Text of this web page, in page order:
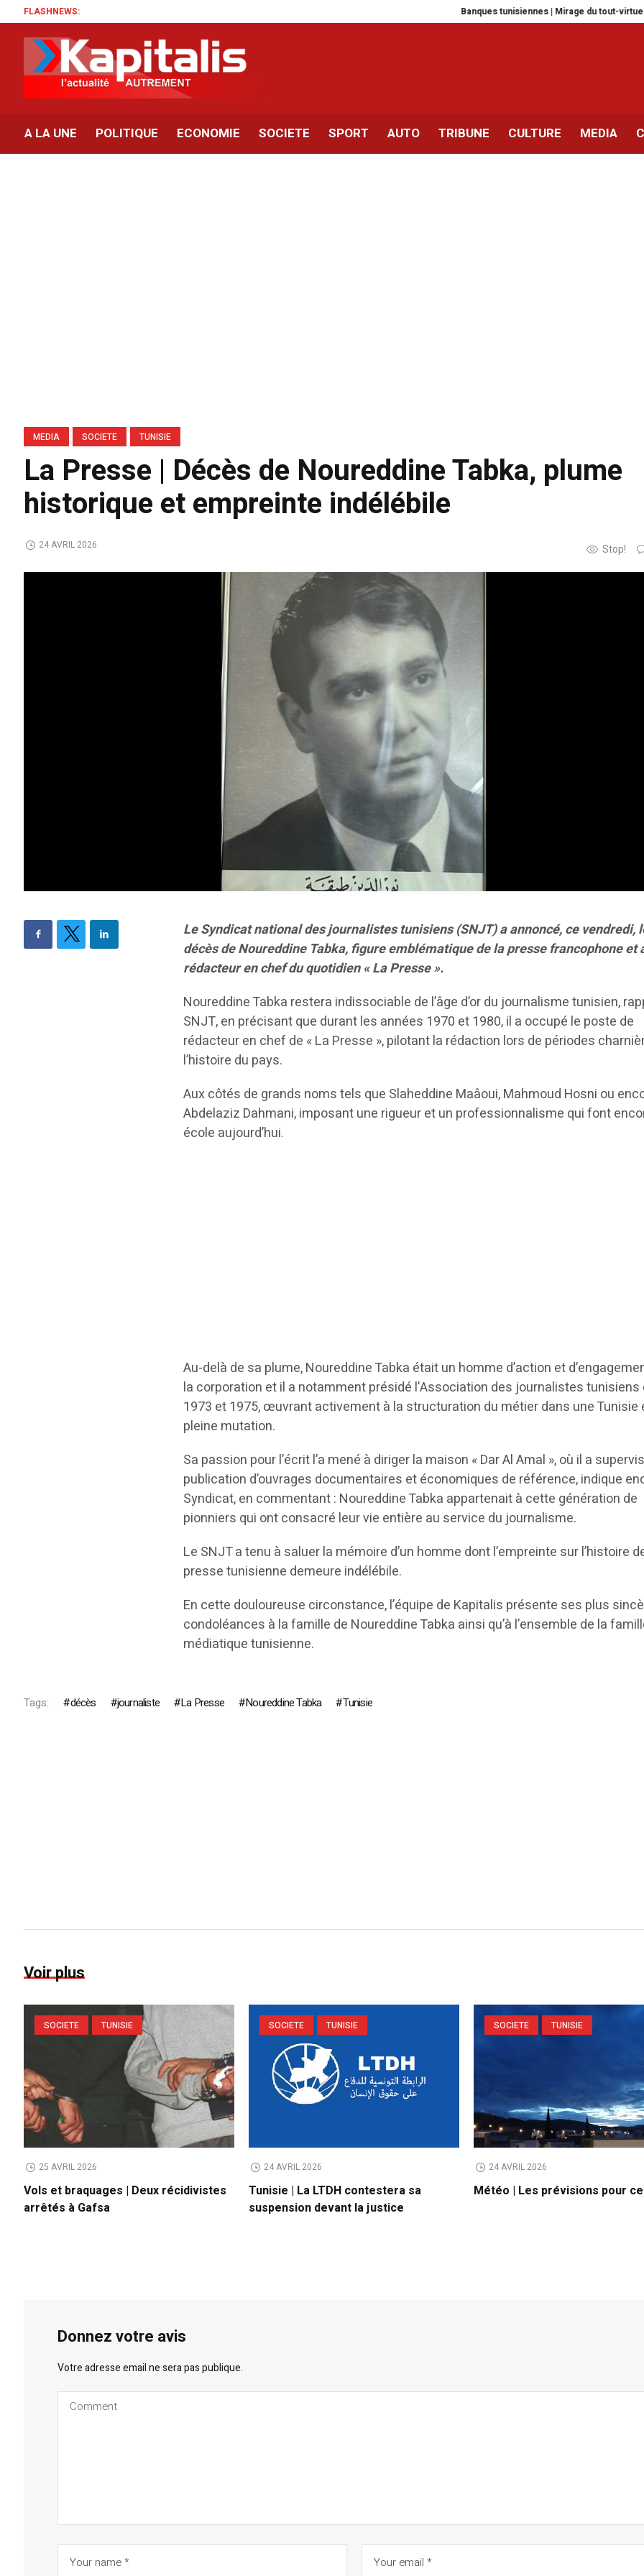
FLASHNEWS: Banques tunisiennes | Mirage du tout-virtuel ou
A LA UNE POLITIQUE ECONOMIE SOCIETE SPORT AUTO TRIBUNE CULTURE MEDIA
MEDIA SOCIETE TUNISIE
La Presse | Décès de Noureddine Tabka, plume
historique et empreinte indélébile
Stop!
24 AVRIL 2026
Le Syndicat national des journalistes tunisiens (SNJT) a annoncé, ce vendredi,
décès de Noureddine Tabka, figure emblématique de la presse francophone et
rédacteur en chef du quotidien « La Presse ».
Noureddine Tabka restera indissociable de l’âge d’or du journalisme tunisien,
SNJT, en précisant que durant les années 1970 et 1980, il a occupé le poste de
rédacteur en chef de « La Presse », pilotant la rédaction lors de périodes
l’histoire du pays.
Aux côtés de grands noms tels que Slaheddine Maâoui, Mahmoud Hosni ou
Abdelaziz Dahmani, imposant une rigueur et un professionnalisme qui font
école aujourd’hui.
Au-delà de sa plume, Noureddine Tabka était un homme d’action et
la corporation et il a notamment présidé l’Association des journalistes tunisiens
1973 et 1975, œuvrant activement à la structuration du métier dans une Tunisie
pleine mutation.
Sa passion pour l’écrit l’a mené à diriger la maison « Dar Al Amal », où il a
publication d’ouvrages documentaires et économiques de référence, indique
Syndicat, en commentant : Noureddine Tabka appartenait à cette génération de
pionniers qui ont consacré leur vie entière au service du journalisme.
Le SNJT a tenu à saluer la mémoire d’un homme dont l’empreinte sur l’histoire
presse tunisienne demeure indélébile.
En cette douloureuse circonstance, l’équipe de Kapitalis présente ses plus
condoléances à la famille de Noureddine Tabka ainsi qu’à l’ensemble de la
médiatique tunisienne.
Tags: décès journaliste La Presse Noureddine Tabka Tunisie
Voir plus
SOCIETE TUNISIE
25 AVRIL 2026
Vols et braquages | Deux récidivistes
arrêtés à Gafsa
SOCIETE TUNISIE
24 AVRIL 2026
Tunisie | La LTDH contestera sa
suspension devant la justice
SOCIETE TUNISIE
24 AVRIL 2026
Météo | Les prévisions pour
Donnez votre avis
Votre adresse email ne sera pas publique.